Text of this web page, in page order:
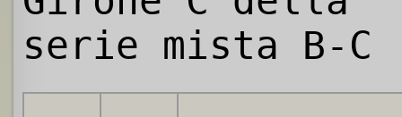
serie mista B-C